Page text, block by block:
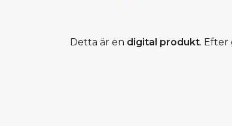
Detta är en digital produkt. Efter